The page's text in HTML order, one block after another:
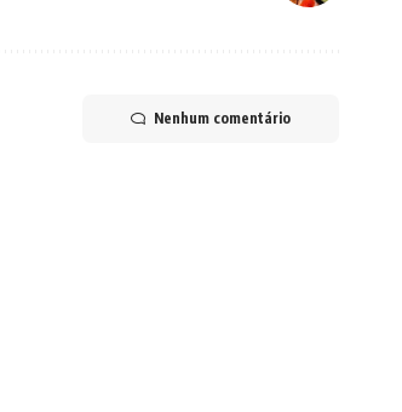
Nenhum comentário